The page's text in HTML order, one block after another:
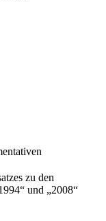
zu den
und „2008“